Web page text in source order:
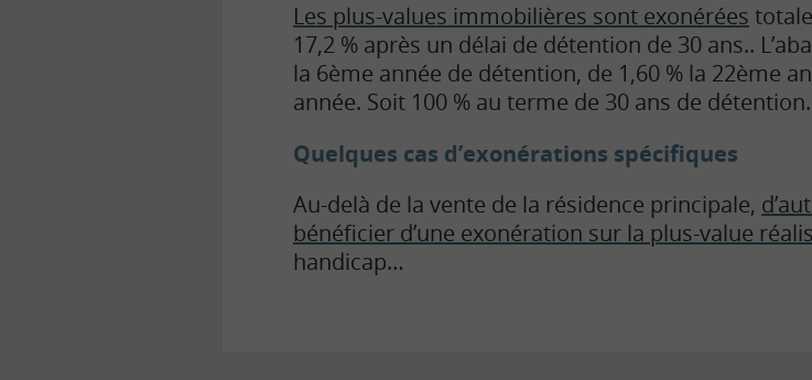
Les plus-values immobilières sont exonérées
17,2 % après un délai de détention de 30 ans..
la 6ème année de détention, de 1,60 % la 22ème
année. Soit 100 % au terme de 30 ans de détention.
Quelques cas d’exonérations spécifiques
Au-delà de la vente de la résidence principale,
bénéficier d’une exonération sur la plus-value
handicap…